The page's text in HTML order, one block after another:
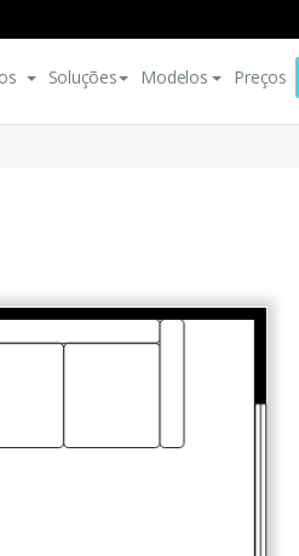
Soluções Modelos Preços